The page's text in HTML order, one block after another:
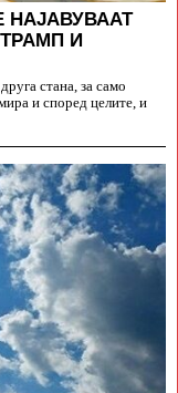
НАЈАВУВААТ
И
стана, за само
и според целите, и